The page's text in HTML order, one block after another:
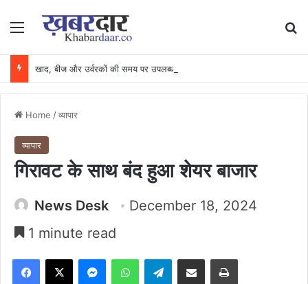
Menu
Home /व्यापार
व्यापार
गिरावट के साथ बंद हुआ शेयर बाजार
News Desk
December 18, 2024
1 minute read
Facebook
X MessengerWhatsAppTelegramShare via Email Print